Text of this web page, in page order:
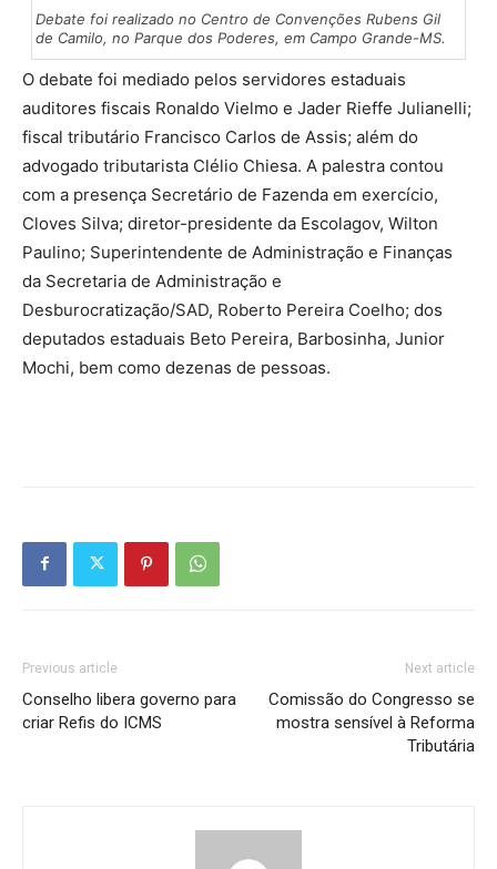
Debate foi realizado no Centro de Convenções Rubens Gil
de Camilo, no Parque dos Poderes, em Campo Grande-MS.
O debate foi mediado pelos servidores estaduais
auditores fiscais Ronaldo Vielmo e Jader Rieffe Julianelli;
fiscal tributário Francisco Carlos de Assis; além do
advogado tributarista Clélio Chiesa. A palestra contou
com a presença Secretário de Fazenda em exercício,
Cloves Silva; diretor-presidente da Escolagov, Wilton
Paulino; Superintendente de Administração e Finanças
da Secretaria de Administração e
Desburocratização/SAD, Roberto Pereira Coelho; dos
deputados estaduais Beto Pereira, Barbosinha, Junior
Mochi, bem como dezenas de pessoas.
Previous article
Conselho libera governo para
criar Refis do ICMS
Next article
Comissão do Congresso se
mostra sensível à Reforma
Tributária